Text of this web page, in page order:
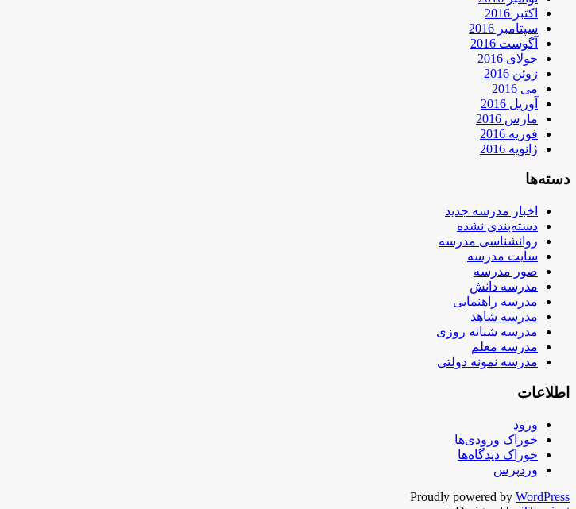
اکتبر 2016
سپتامبر 2016
آگوست 2016
جولای 2016
ژوئن 2016
می 2016
آوریل 2016
مارس 2016
فوریه 2016
ژانویه 2016
دسته‌ها
اخبار مدرسه جدید
دسته‌بندی نشده
روانشناسی مدرسه
سایت مدرسه
صور مدرسه
مدرسه دانش
مدرسه راهنمایی
مدرسه شاهد
مدرسه شبانه روزی
مدرسه معلم
مدرسه نمونه دولتی
اطلاعات
ورود
خوراک ورودی‌ها
خوراک دیدگاه‌ها
وردپرس
Proudly powered by WordPress